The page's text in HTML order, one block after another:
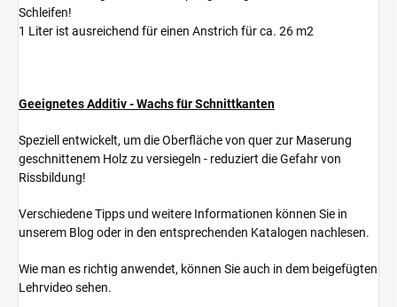
Schleifen!
1 Liter ist ausreichend für einen Anstrich für ca. 26 m2
Geeignetes Additiv - Wachs für Schnittkanten
Speziell entwickelt, um die Oberfläche von quer zur Maserung
geschnittenem Holz zu versiegeln - reduziert die Gefahr von
Rissbildung!
Verschiedene Tipps und weitere Informationen können Sie in
unserem Blog oder in den entsprechenden Katalogen nachlesen.
Wie man es richtig anwendet, können Sie auch in dem beigefügten
Lehrvideo sehen.